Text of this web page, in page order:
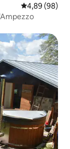
4,89 (98)